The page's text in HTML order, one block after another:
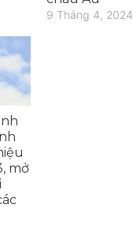
9 Tháng 4, 2024
mở